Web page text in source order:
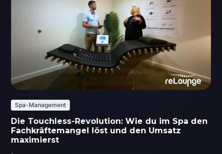
Spa-Management
Die Touchless-Revolution: Wie du im Spa den
Fachkräftemangel löst und den Umsatz
maximierst